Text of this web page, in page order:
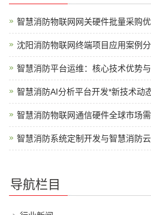
智慧消防物联网网关硬件批量采购
沈阳消防物联网终端项目应用案例
智慧消防平台运维：核心技术优势
智慧消防AI分析平台开发*新技术动
智慧消防物联网通信硬件全球市场
智慧消防系统定制开发与智慧消防
导航栏目